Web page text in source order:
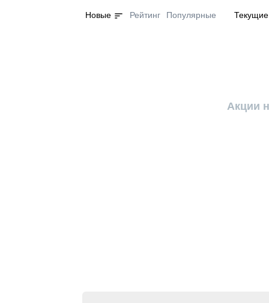
Новые sort Рейтинг Популярные Текущие
Акции